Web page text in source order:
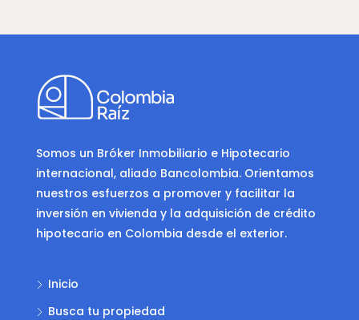
Somos un Bróker Inmobiliario e Hipotecario
internacional, aliado Bancolombia. Orientamos
nuestros esfuerzos a promover y facilitar la
inversión en vivienda y la adquisición de crédito
hipotecario en Colombia desde el exterior.
Inicio
Busca tu propiedad